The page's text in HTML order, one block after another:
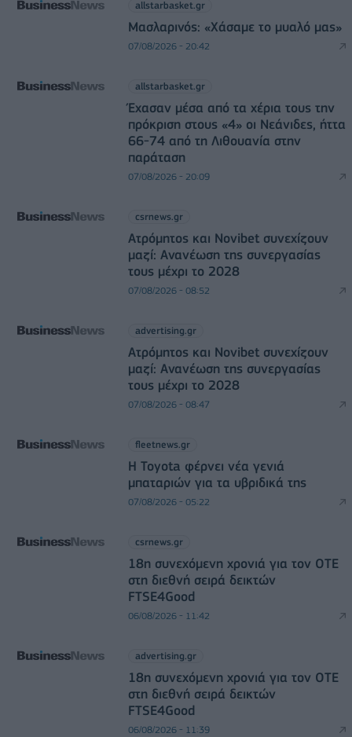
allstarbasket.gr
Μασλαρινός: «Χάσαμε το μυαλό μας»
07/08/2026 - 20:42
allstarbasket.gr
Έχασαν μέσα από τα χέρια τους την
πρόκριση στους «4» οι Νεάνιδες, ήττα
66-74 από τη Λιθουανία στην
παράταση
07/08/2026 - 20:09
csrnews.gr
Ατρόμητος και Novibet συνεχίζουν
μαζί: Ανανέωση της συνεργασίας
τους μέχρι το 2028
07/08/2026 - 08:52
advertising.gr
Ατρόμητος και Novibet συνεχίζουν
μαζί: Ανανέωση της συνεργασίας
τους μέχρι το 2028
07/08/2026 - 08:47
fleetnews.gr
Η Toyota φέρνει νέα γενιά
μπαταριών για τα υβριδικά της
07/08/2026 - 05:22
csrnews.gr
18η συνεχόμενη χρονιά για τον ΟΤΕ
στη διεθνή σειρά δεικτών
FTSE4Good
06/08/2026 - 11:42
advertising.gr
18η συνεχόμενη χρονιά για τον ΟΤΕ
στη διεθνή σειρά δεικτών
FTSE4Good
06/08/2026 - 11:39